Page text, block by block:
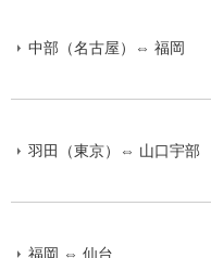
中部（名古屋）⇔ 福岡
羽田（東京）⇔ 山口宇部
福岡 ⇔ 仙台